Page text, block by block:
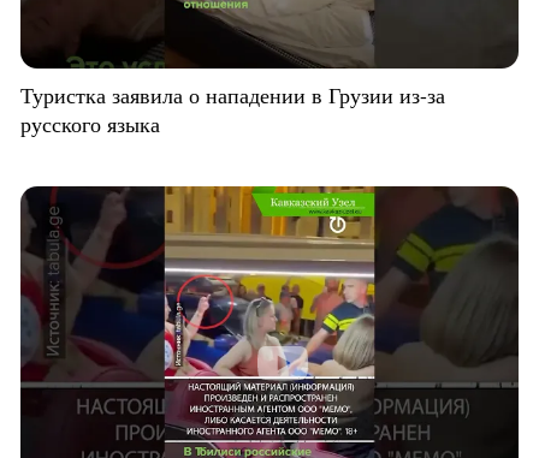
Туристка заявила о нападении в Грузии из-за
русского языка